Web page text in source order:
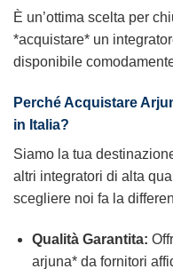
È un’ottima scelta per
*acquistare* un
disponibile
Perché Acquistare
in Italia?
Siamo la tua
altri integratori di alta
scegliere noi fa la
Qualità Garantita:
arjuna* da fornitori